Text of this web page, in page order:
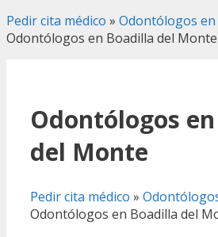
Pedir cita médico » Odontólogos
Odontólogos en Boadilla del Monte
Odontólogos
del Monte
Pedir cita médico »
Odontólogos en Boadilla del